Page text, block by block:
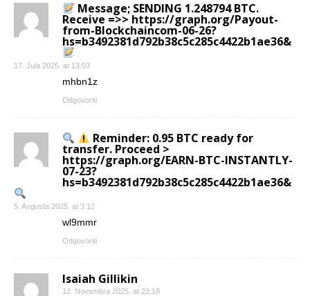
Message; SENDING 1.248794 BTC.
Receive =>> https://graph.org/Payout-
from-Blockchaincom-06-26?
hs=b3492381d792b38c5c285c4422b1ae36&
17. Jula 2025. at 13:03
mhbn1z
Odgovoriti
Reminder: 0.95 BTC ready for
transfer. Proceed >
https://graph.org/EARN-BTC-INSTANTLY-
07-23?
hs=b3492381d792b38c5c285c4422b1ae36&
5. Avgusta 2025. at 3:12
wl9mmr
Odgovoriti
Isaiah Gillikin
12. Novembra 2025. at 23:18